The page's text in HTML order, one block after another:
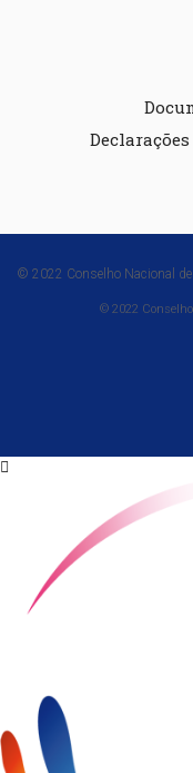
© 2022 Conselho Nacional
© 2022